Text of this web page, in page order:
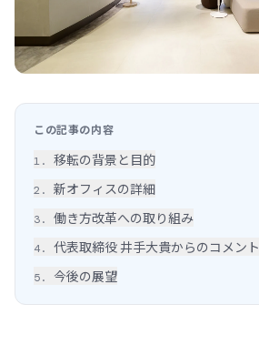
この記事の内容
1. 移転の背景と目的
2 . 新オフィスの詳細
3. 働き方改革への取り組み
4. 代表取締役 井手大貴からのコメント
5. 今後の展望